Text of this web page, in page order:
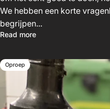
We hebben een korte
begrijpen...
Read more
Oproep